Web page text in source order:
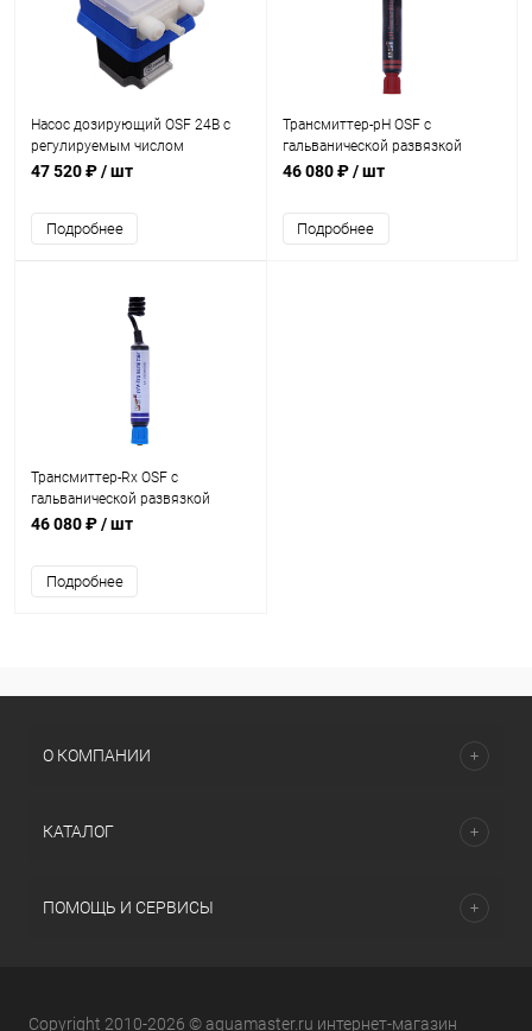
Насос дозирующий OSF 24В с
регулируемым числом
оборотов (209.000.4805)
47 520 ₽/ шт
Подробнее
Трансмиттер-pH OSF с
гальванической развязкой
(330.080.0032)
46 080 ₽/ шт
Подробнее
Трансмиттер-Rx OSF с
гальванической развязкой
(330.080.0033)
46 080 ₽/ шт
Подробнее
О КОМПАНИИ
КАТАЛОГ
ПОМОЩЬ И СЕРВИСЫ
Copyright 2010-2026 © aquamaster.ru интернет-магазин